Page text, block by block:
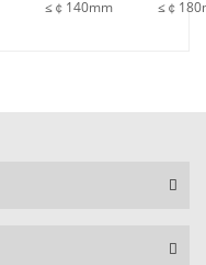
≤￠140mm ≤￠